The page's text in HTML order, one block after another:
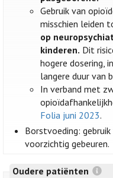
Gebruik van
misschien leiden
op
kinderen. Dit
hogere dosering,
langere duur van
In verband met
Folia juni 2023.
Borstvoeding:
voorzichtig gebeuren.
Oudere patiënten